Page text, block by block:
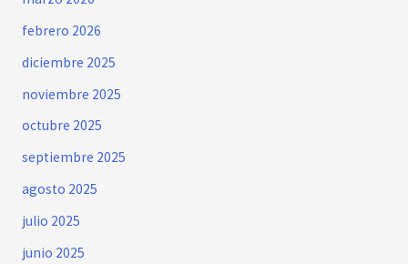
febrero 2026
diciembre 2025
noviembre 2025
octubre 2025
septiembre 2025
agosto 2025
julio 2025
junio 2025